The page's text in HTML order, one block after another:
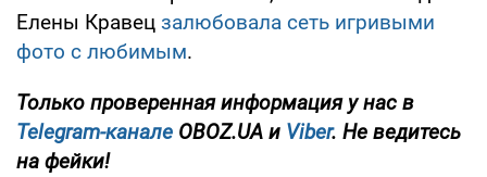
Елены Кравец залюбовала сеть игривыми
фото с любимым.
Только проверенная информация у нас в
Telegram-канале OBOZ.UA и Viber. Не ведитесь
на фейки!